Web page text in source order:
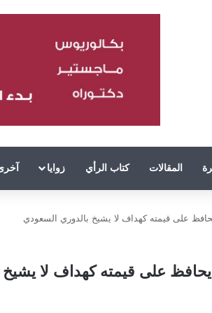
المقالات كتاب الرأي زوايا
على قيمته كهداف لا يشيخ بالدوري السعودي
على قيمته كهداف لا